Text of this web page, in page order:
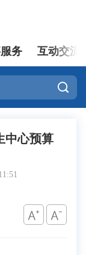
登录
务 互动交流

中心预算